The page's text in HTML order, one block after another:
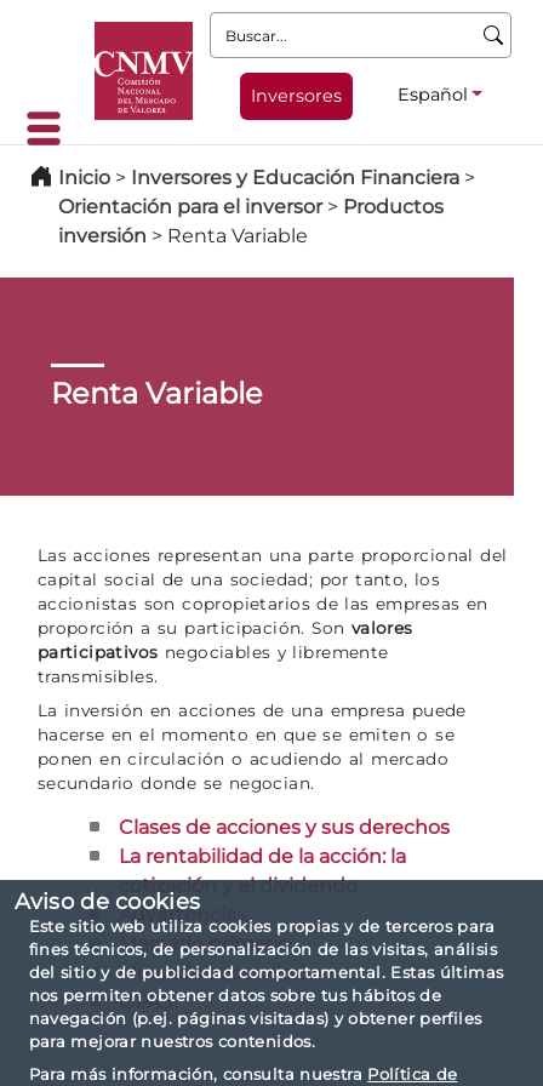
Aviso de cookies
Este sitio web utiliza cookies propias y de terceros para
fines técnicos, de personalización de las visitas, análisis
del sitio y de publicidad comportamental. Estas últimas
nos permiten obtener datos sobre tus hábitos de
navegación (p.ej. páginas visitadas) y obtener perfiles
para mejorar nuestros contenidos.
Para más información, consulta nuestra Política de
Buscar:
Inversores Español
Inicio > Inversores y Educación Financiera >
Orientación para el inversor> Productos
inversión > Renta Variable
Renta Variable
Las acciones representan una parte proporcional del
capital social de una sociedad; por tanto, los
accionistas son copropietarios de las empresas en
proporción a su participación. Son valores
participativos negociables y libremente
transmisibles.
La inversión en acciones de una empresa puede
hacerse en el momento en que se emiten o se
ponen en circulación o acudiendo al mercado
secundario donde se negocian.
Clases de acciones y sus derechos
La rentabilidad de la acción: la
cotización y el dividendo
Advertencias
Mercado primario
Mercado secundario
OPAS